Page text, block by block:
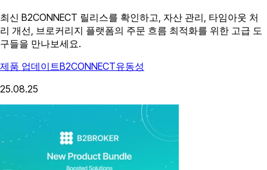
최신 B2CONNECT 릴리스를 확인하고, 자산 관리, 타임아웃 처
리 개선, 브로커리지 플랫폼의 주문 흐름 최적화를 위한 고급 도
구들을 만나보세요.
제품 업데이트B2CONNECT유동성
25.08.25